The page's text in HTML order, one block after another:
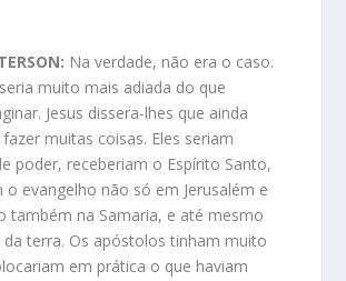
Na verdade, não era o caso.
muito mais adiada do que
Jesus dissera-lhes que ainda
muitas coisas. Eles seriam
poder, receberiam o Espírito Santo,
o evangelho não só em Jerusalém e
também na Samaria, e até mesmo
da terra. Os apóstolos tinham muito
em prática o que haviam